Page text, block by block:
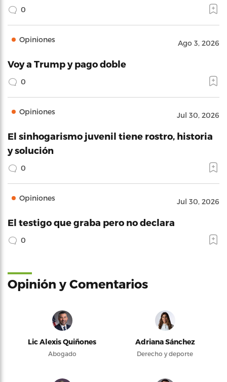
0
Opiniones Ago 3, 2026
Voy a Trump y pago doble
0
Opiniones Jul 30, 2026
El sinhogarismo juvenil tiene rostro, historia
y solución
0
Opiniones Jul 30, 2026
El testigo que graba pero no declara
0
Opinión y Comentarios
Lic Alexis Quiñones
Abogado
Adriana Sánchez
Derecho y deporte